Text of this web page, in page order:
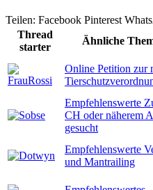
Teilen: Facebook Pinterest
Thread
starter
Ähnliche
Online Petition zur
Empfehlenswerte
CH oder näherem
gesucht
Empfehlenswerte
und Mantrailing